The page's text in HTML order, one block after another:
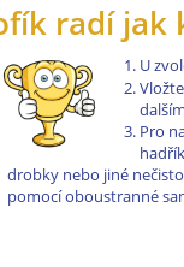
radí jak
U
Pro
drobky nebo jiné
pomocí oboustranné